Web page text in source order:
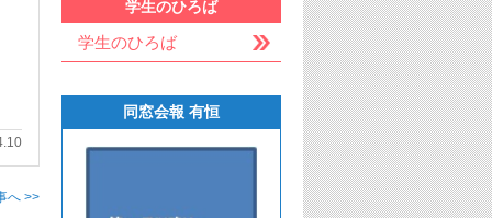
へ >>
学生のひろば
学生のひろば
同窓会報 有恒